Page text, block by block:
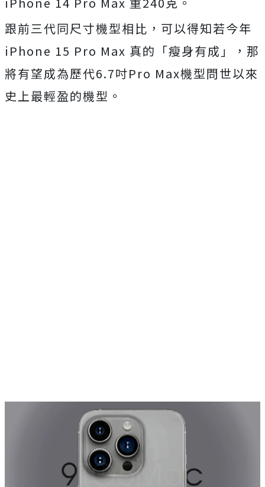
跟前三代同尺寸機型相比，可以得知若今年
iPhone 15 Pro Max 真的「瘦身有成」，那
將有望成為歷代6.7吋Pro Max機型問世以來
史上最輕盈的機型。